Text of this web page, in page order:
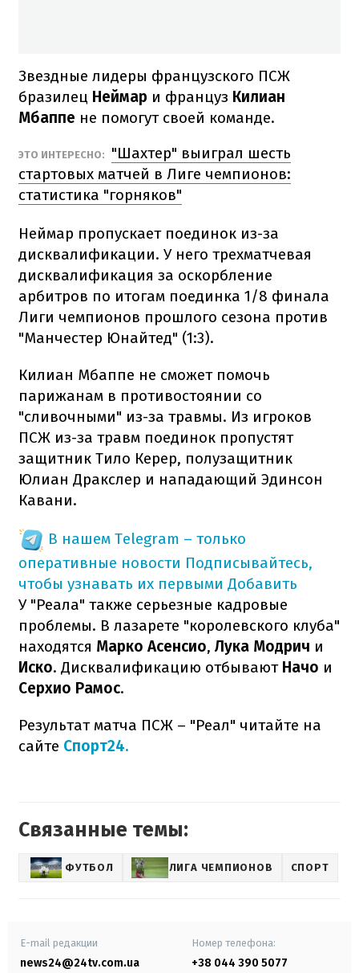
Звездные лидеры французского ПСЖ
бразилец Неймар и француз Килиан
Мбаппе не помогут своей команде.
ЭТО ИНТЕРЕСНО:
"Шахтер" выиграл шесть
стартовых матчей в Лиге чемпионов:
статистика "горняков"
Неймар пропускает поединок из-за
дисквалификации. У него трехматчевая
дисквалификация за оскорбление
арбитров по итогам поединка 1/8 финала
Лиги чемпионов прошлого сезона против
"Манчестер Юнайтед" (1:3).
Килиан Мбаппе не сможет помочь
парижанам в противостоянии со
"сливочными" из-за травмы. Из игроков
ПСЖ из-за травм поединок пропустят
защитник Тило Керер, полузащитник
Юлиан Дракслер и нападающий Эдинсон
Кавани.
В нашем Telegram – только
оперативные новости Подписывайтесь,
чтобы узнавать их первыми Добавить
У "Реала" также серьезные кадровые
проблемы. В лазарете "королевского клуба"
находятся Марко Асенсио, Лука Модрич и
Иско. Дисквалификацию отбывают Начо и
Серхио Рамос.
Результат матча ПСЖ – "Реал" читайте на
сайте Спорт24.
Связанные темы:
ФУТБОЛ ЛИГА ЧЕМПИОНОВ СПОРТ
E-mail редакции
news24@24tv.com.ua
Номер телефона:
+38 044 390 5077